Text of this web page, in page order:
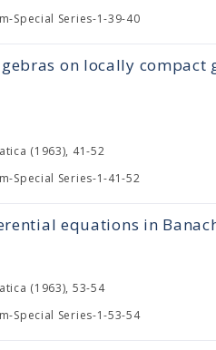
Special Series-1-39-40
on locally
(1963), 41-52
Special Series-1-41-52
equations in
(1963), 53-54
Special Series-1-53-54